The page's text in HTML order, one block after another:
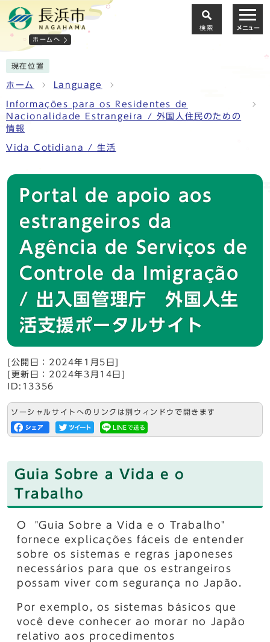
ホームへ
検索 メニュー
現在位置
ホーム Language
Informações para os Residentes de
Nacionalidade Estrangeira / 外国人住民のための
情報
Vida Cotidiana / 生活
Portal de apoio aos
estrangeiros da
Agência de Serviços de
Controle da Imigração
/ 出入国管理庁 外国人生
活支援ポータルサイト
[公開日：2024年1月5日]
[更新日：2024年3月14日]
ID:13356
ソーシャルサイトへのリンクは別ウィンドウで開きます
Guia Sobre a Vida e o
Trabalho
O "Guia Sobre a Vida e o Trabalho"
fornece explicações fáceis de entender
sobre os sistemas e regras japoneses
necessários para que os estrangeiros
possam viver com segurança no Japão.
Por exemplo, os sistemas básicos que
você deve conhecer ao morar no Japão
relativo aos procedimentos